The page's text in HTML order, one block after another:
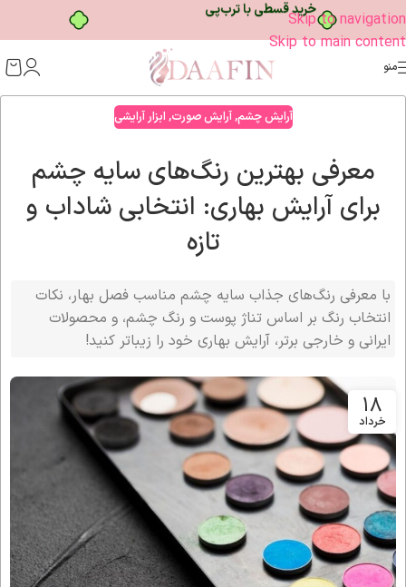
خرید قسطی با ترب‌پیSkip to navigation
Skip to main content
منو
آرایش چشم,آرایش صورت, ابزار آرایشی
معرفی بهترین رنگ‌های سایه چشم
برای آرایش بهاری: انتخابی شاداب و
تازه
با معرفی رنگ‌های جذاب سایه چشم مناسب فصل بهار، نکات
انتخاب رنگ بر اساس تناژ پوست و رنگ چشم، و محصولات
ایرانی و خارجی برتر، آرایش بهاری خود را زیباتر کنید!
18
خرداد